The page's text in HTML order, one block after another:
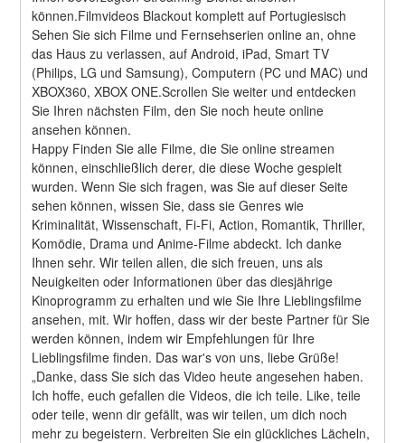
können.Filmvideos Blackout komplett auf Portugiesisch
Sehen Sie sich Filme und Fernsehserien online an, ohne
das Haus zu verlassen, auf Android, iPad, Smart TV
(Philips, LG und Samsung), Computern (PC und MAC) und
XBOX360, XBOX ONE.Scrollen Sie weiter und entdecken
Sie Ihren nächsten Film, den Sie noch heute online
ansehen können.
Happy Finden Sie alle Filme, die Sie online streamen
können, einschließlich derer, die diese Woche gespielt
wurden. Wenn Sie sich fragen, was Sie auf dieser Seite
sehen können, wissen Sie, dass sie Genres wie
Kriminalität, Wissenschaft, Fi-Fi, Action, Romantik, Thriller,
Komödie, Drama und Anime-Filme abdeckt. Ich danke
Ihnen sehr. Wir teilen allen, die sich freuen, uns als
Neuigkeiten oder Informationen über das diesjährige
Kinoprogramm zu erhalten und wie Sie Ihre Lieblingsfilme
ansehen, mit. Wir hoffen, dass wir der beste Partner für Sie
werden können, indem wir Empfehlungen für Ihre
Lieblingsfilme finden. Das war's von uns, liebe Grüße!
„Danke, dass Sie sich das Video heute angesehen haben.
Ich hoffe, euch gefallen die Videos, die ich teile. Like, teile
oder teile, wenn dir gefällt, was wir teilen, um dich noch
mehr zu begeistern. Verbreiten Sie ein glückliches Lächeln,